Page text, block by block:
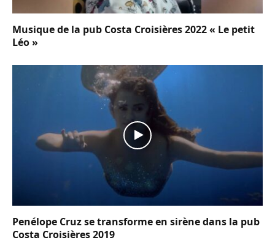
Musique de la pub Costa Croisières 2022 « Le petit
Léo »
Penélope Cruz se transforme en sirène dans la pub
Costa Croisières 2019